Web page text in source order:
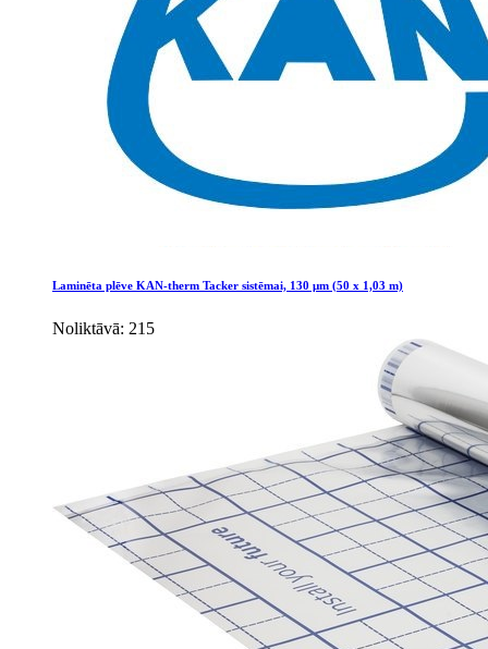
Laminēta plēve KAN-therm Tacker sistēmai, 130 μm (50 x 1,03 m)
Noliktāvā: 215